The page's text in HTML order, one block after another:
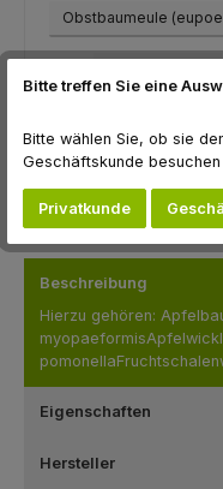
Produkt Anzahl: Gib den
Zum Merkzettel
Produktnummer:
Hersteller:Temmen
Beschreibung
Hierzu gehören:
Eigenschaften
Hersteller
Bitte treffen Sie eine
Bitte wählen Sie, ob sie
Geschäftskunde besuchen
Privatkunde